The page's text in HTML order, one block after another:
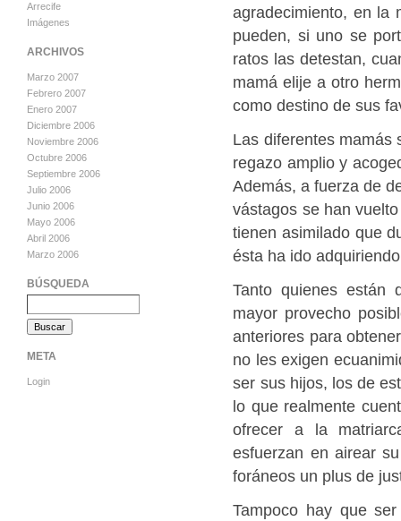
agradecimiento, en la
pueden, si uno se
ratos las detestan,
mamá elije a otro
como destino de sus
Las diferentes mamás
regazo amplio y
Además, a fuerza de
vástagos se han
tienen asimilado que
ésta ha ido
Tanto quienes están
mayor provecho
anteriores para
no les exigen
ser sus hijos, los de
lo que realmente
ofrecer a la
esfuerzan en airear
foráneos un plus de
Tampoco hay que
Arrecife
Imágenes
ARCHIVOS
Marzo 2007
Febrero 2007
Enero 2007
Diciembre 2006
Noviembre 2006
Octubre 2006
Septiembre 2006
Julio 2006
Junio 2006
Mayo 2006
Abril 2006
Marzo 2006
BÚSQUEDA
META
Login